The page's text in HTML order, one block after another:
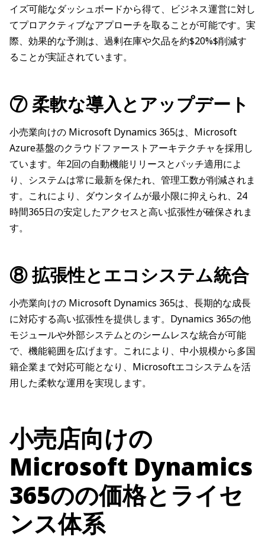
イズ可能なダッシュボードから得て、ビジネス運営に対し
てプロアクティブなアプローチを取ることが可能です。実
際、効果的な予測は、過剰在庫や欠品を約$20%$削減す
ることが実証されています。
⑦ 柔軟な導入とアップデート
小売業向けの Microsoft Dynamics 365は、Microsoft
Azure基盤のクラウドファーストアーキテクチャを採用し
ています。年2回の自動機能リリースとパッチ適用によ
り、システムは常に最新を保たれ、管理工数が削減されま
す。これにより、ダウンタイムが最小限に抑えられ、24
時間365日の安定したアクセスと高い拡張性が確保されま
す。
⑧ 拡張性とエコシステム統合
小売業向けの Microsoft Dynamics 365は、長期的な成長
に対応する高い拡張性を提供します。Dynamics 365の他
モジュールや外部システムとのシームレスな統合が可能
で、機能範囲を広げます。これにより、中小規模から多国
籍企業まで対応可能となり、Microsoftエコシステムを活
用した柔軟な運用を実現します。
小売店向けの
Microsoft Dynamics
365のの価格とライセ
ンス体系